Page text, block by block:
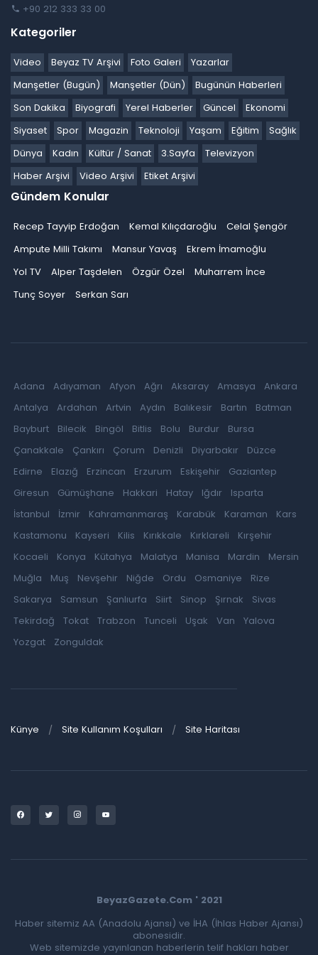
+90 212 333 33 00
Kategoriler
Video Beyaz TV Arşivi Foto Galeri
Yazarlar
Manşetler (Bugün)
Manşetler (Dün)
Bugünün Haberleri
Son Dakika
Biyografi Yerel Haberler Güncel
Ekonomi
Siyaset
Spor Magazin Teknoloji Yaşam Eğitim
Sağlık
Dünya
Kadın Kültür / Sanat 3.Sayfa
Televizyon
Haber Arşivi
Video Arşivi Etiket Arşivi
Gündem Konular
Recep Tayyip Erdoğan Kemal Kılıçdaroğlu
Celal Şengör
Ampute Milli Takımı
Mansur Yavaş
Ekrem İmamoğlu
Yol TV
Alper Taşdelen Özgür Özel
Muharrem İnce
Tunç Soyer
Serkan Sarı
Adana Adıyaman Afyon Ağrı Aksaray Amasya
Ankara
Antalya
Ardahan Artvin Aydın Balıkesir Bartın
Batman
Bayburt
Bilecik Bingöl Bitlis Bolu Burdur
Bursa
Çanakkale
Çankırı Çorum Denizli Diyarbakır
Düzce
Edirne
Elazığ Erzincan Erzurum Eskişehir
Gaziantep
Giresun
Gümüşhane Hakkari Hatay Iğdır
Isparta
İstanbul
İzmir Kahramanmaraş Karabük Karaman
Kars
Kastamonu
Kayseri Kilis Kırıkkale Kırklareli
Kırşehir
Kocaeli
Konya Kütahya Malatya Manisa Mardin
Mersin
Muğla
Muş Nevşehir Niğde Ordu Osmaniye
Rize
Sakarya
Samsun Şanlıurfa Siirt Sinop Şırnak
Sivas
Tekirdağ
Tokat Trabzon Tunceli Uşak Van
Yalova
Yozgat
Zonguldak
Künye Site Kullanım Koşulları Site Haritası
BeyazGazete.Com ' 2021
Haber sitemiz AA (Anadolu Ajansı) ve İHA (İhlas Haber Ajansı)
abonesidir.
Web sitemizde yayınlanan haberlerin telif hakları haber